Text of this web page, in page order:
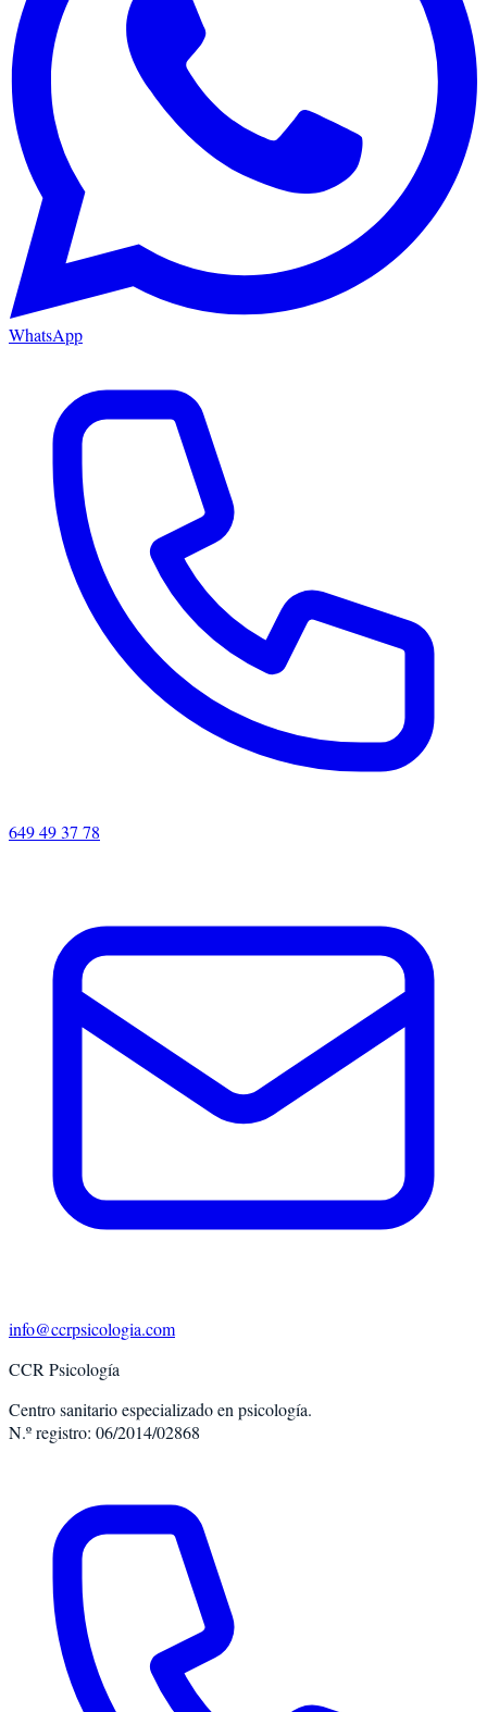
WhatsApp
649 49 37 78
info@ccrpsicologia.com
CCR Psicología
Centro sanitario especializado en psicología.
N.º registro: 06/2014/02868